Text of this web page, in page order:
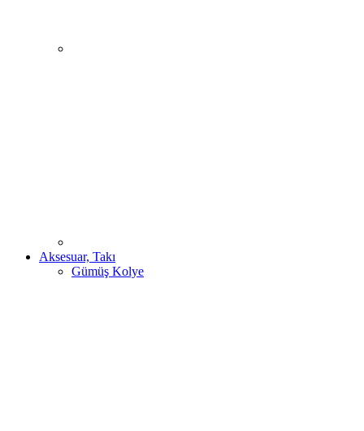
Aksesuar, Takı
Gümüş Kolye